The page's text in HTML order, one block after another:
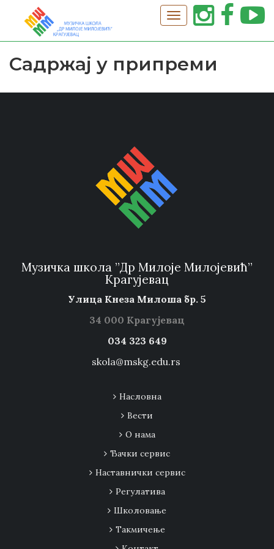
Садржај у припреми
Музичка школа ”Др Милоје Милојевић”
Крагујевац
Улица Кнеза Милоша бр. 5
34 000 Крагујевац
034 323 649
skola@mskg.edu.rs
Насловна
Вести
О нама
Ђачки сервис
Наставнички сервис
Регулатива
Школовање
Tакмичење